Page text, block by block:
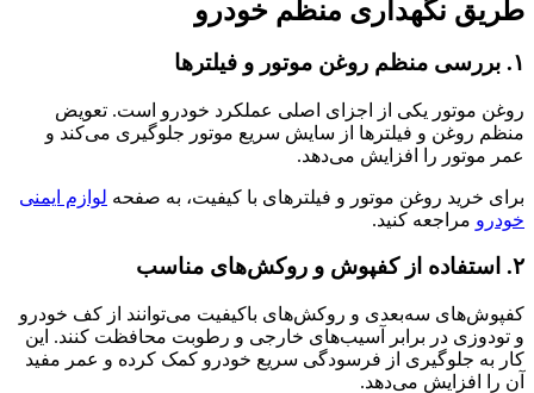
طریق نگهداری منظم خودرو
۱. بررسی منظم روغن موتور و فیلترها
روغن موتور یکی از اجزای اصلی عملکرد خودرو است. تعویض
منظم روغن و فیلترها از سایش سریع موتور جلوگیری می‌کند و
عمر موتور را افزایش می‌دهد.
برای خرید روغن موتور و فیلترهای با کیفیت، به صفحه لوازم ایمنی
خودرو مراجعه کنید.
۲. استفاده از کفپوش و روکش‌های مناسب
کفپوش‌های سه‌بعدی و روکش‌های باکیفیت می‌توانند از کف خودرو
و تودوزی در برابر آسیب‌های خارجی و رطوبت محافظت کنند. این
کار به جلوگیری از فرسودگی سریع خودرو کمک کرده و عمر مفید
آن را افزایش می‌دهد.